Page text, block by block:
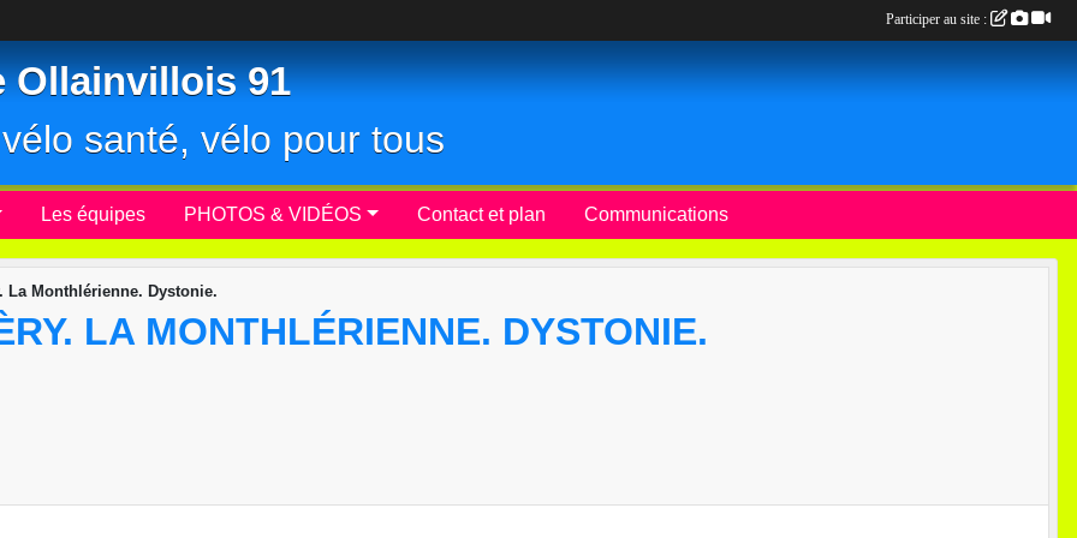
Ollainvillois 91
santé, vélo pour tous
Les équipes PHOTOS & VIDÉOS Contact et plan Communications
La Monthlérienne. Dystonie.
LA MONTHLÉRIENNE. DYSTONIE.
Participer au site :